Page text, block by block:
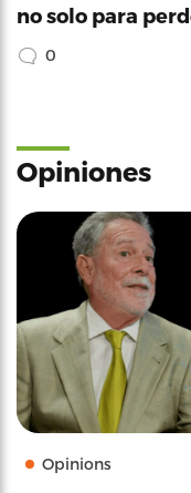
no solo para
0
Opiniones
Opinions